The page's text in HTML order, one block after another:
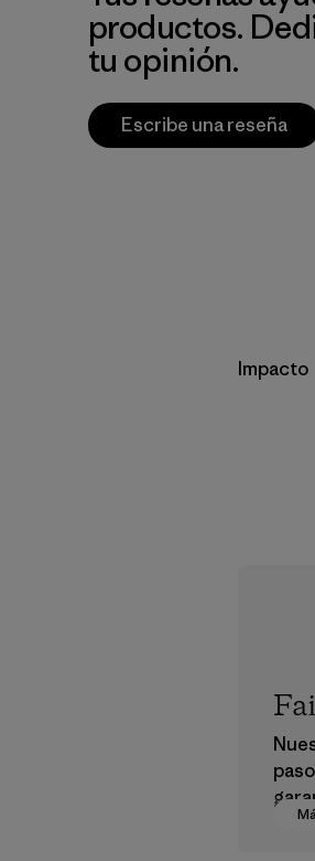
productos.
tu opinión.
Escribe una reseña
Impacto